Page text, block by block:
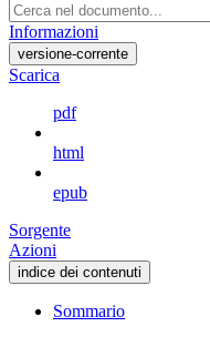
Informazioni
versione-corrente
Scarica
pdf
html
epub
Sorgente
Azioni
indice dei contenuti
Sommario